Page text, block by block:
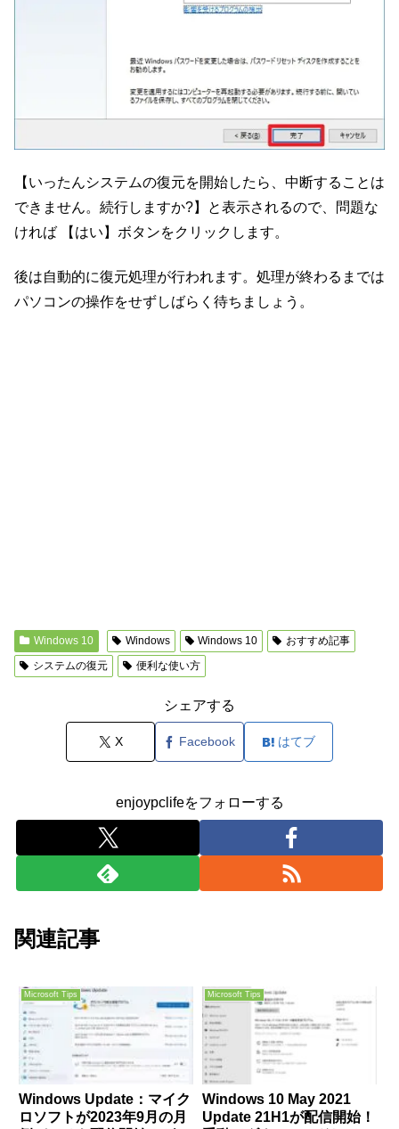
【いったんシステムの復元を開始したら、中断することは
できません。続行しますか?】と表示されるので、問題な
ければ 【はい】ボタンをクリックします。
後は自動的に復元処理が行われます。処理が終わるまでは
パソコンの操作をせずしばらく待ちましょう。
Windows 10 Windows Windows 10
おすすめ記事
システムの復元
便利な使い方
シェアする
X Facebook はてブ
enjoypclifeをフォローする
関連記事
Microsoft Tips
Windows Update：マイク
ロソフトが2023年9月の月
Microsoft Tips
Windows 10 May 2021
Update 21H1が配信開始！